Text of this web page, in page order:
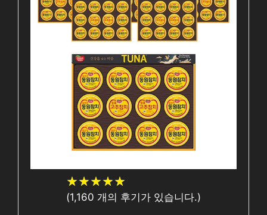
★★★★★
★★★★★
(1,160 개의 후기가 있습니다.)